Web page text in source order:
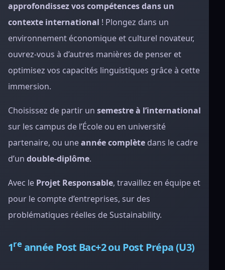
approfondissez vos compétences dans un
contexte international ! Plongez dans un
environnement économique et culturel novateur,
ouvrez-vous à d’autres manières de penser et
optimisez vos capacités linguistiques grâce à cette
immersion.
Choisissez de partir un semestre à l’international
sur les campus de l’École ou en université
partenaire, ou uneannée complète dans le cadre
d’un double-diplôme.
Avec le Projet Responsable, travaillez en équipe et
pour le compte d’entreprises, sur des
problématiques réelles de Sustainability.
1reannée Post Bac+2 ou Post Prépa (U3)